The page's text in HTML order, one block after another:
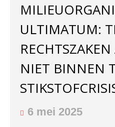
ULTIMATUM:
NIET BINNEN
6 mei 2025